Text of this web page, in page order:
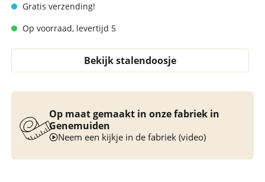
Gratis verzending!
Op voorraad, levertijd 5
Bekijk stalendoosje
Op maat gemaakt in onze fabriek in
Genemuiden
Neem een kijkje in de fabriek (video)